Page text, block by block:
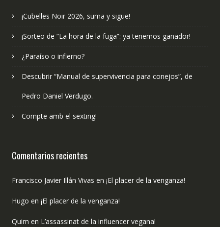
¡Cubelles Noir 2026, suma y sigue!
¡Sorteo de “La hora de la fuga”: ya tenemos ganador!
¿Paraíso o infierno?
Descubrir “Manual de supervivencia para conejos”, de
Pedro Daniel Verdugo.
Compte amb el sexting!
Comentarios recientes
Francisco Javier Illán Vivas en ¡El placer de la venganza!
Hugo en ¡El placer de la venganza!
Quim en L’assassinat de la influencer vegana!